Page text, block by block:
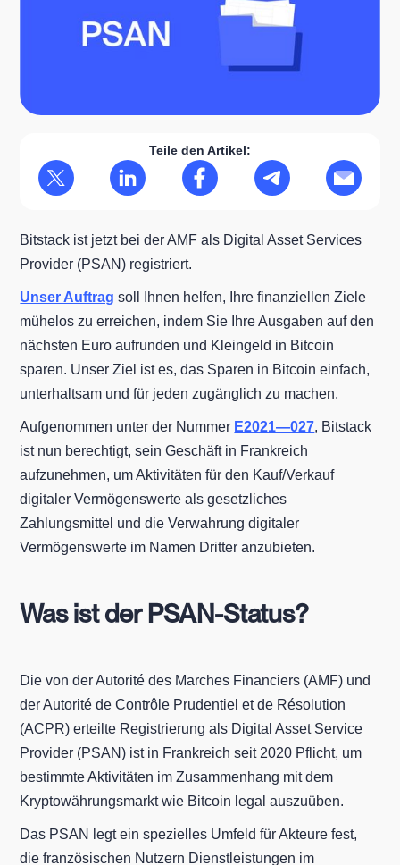
Teile den Artikel:
Bitstack ist jetzt bei der AMF als Digital Asset Services
Provider (PSAN) registriert.
Unser Auftrag soll Ihnen helfen, Ihre finanziellen Ziele
mühelos zu erreichen, indem Sie Ihre Ausgaben auf den
nächsten Euro aufrunden und Kleingeld in Bitcoin
sparen. Unser Ziel ist es, das Sparen in Bitcoin einfach,
unterhaltsam und für jeden zugänglich zu machen.
Aufgenommen unter der Nummer E2021—027, Bitstack
ist nun berechtigt, sein Geschäft in Frankreich
aufzunehmen, um Aktivitäten für den Kauf/Verkauf
digitaler Vermögenswerte als gesetzliches
Zahlungsmittel und die Verwahrung digitaler
Vermögenswerte im Namen Dritter anzubieten.
Was ist der PSAN-Status?
Die von der Autorité des Marches Financiers (AMF) und
der Autorité de Contrôle Prudentiel et de Résolution
(ACPR) erteilte Registrierung als Digital Asset Service
Provider (PSAN) ist in Frankreich seit 2020 Pflicht, um
bestimmte Aktivitäten im Zusammenhang mit dem
Kryptowährungsmarkt wie Bitcoin legal auszuüben.
Das PSAN legt ein spezielles Umfeld für Akteure fest,
die französischen Nutzern Dienstleistungen im